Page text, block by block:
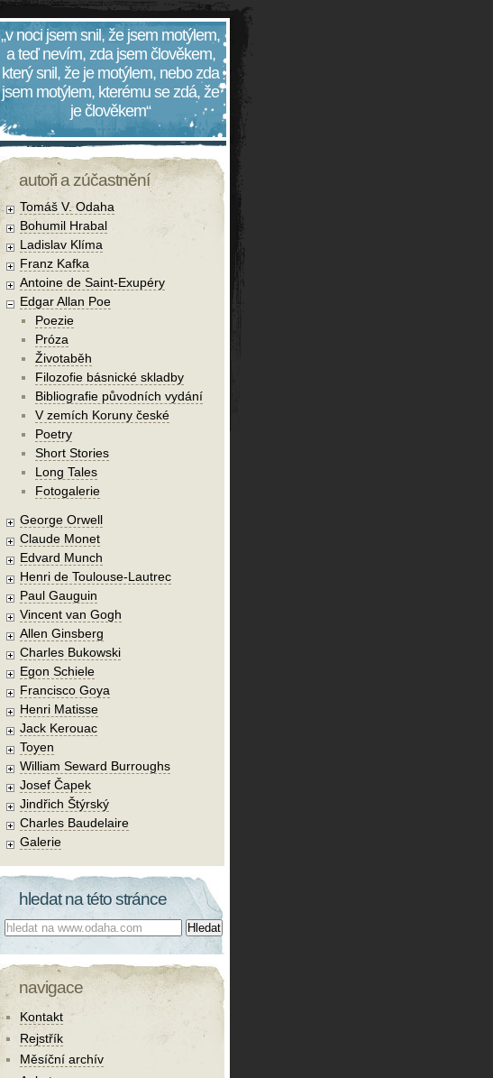
„v noci jsem snil, že jsem motýlem,
a teď nevím, zda jsem člověkem,
který snil, že je motýlem, nebo zda
jsem motýlem, kterému se zdá, že
je člověkem“
autoři a zúčastnění
Tomáš V. Odaha
Bohumil Hrabal
Ladislav Klíma
Franz Kafka
Antoine de Saint-Exupéry
Edgar Allan Poe
Poezie
Próza
Životaběh
Filozofie básnické skladby
Bibliografie původních vydání
V zemích Koruny české
Poetry
Short Stories
Long Tales
Fotogalerie
George Orwell
Claude Monet
Edvard Munch
Henri de Toulouse-Lautrec
Paul Gauguin
Vincent van Gogh
Allen Ginsberg
Charles Bukowski
Egon Schiele
Francisco Goya
Henri Matisse
Jack Kerouac
Toyen
William Seward Burroughs
Josef Čapek
Jindřich Štýrský
Charles Baudelaire
Galerie
hledat na této stránce
Co hledat:
navigace
Kontakt
Rejstřík
Měsíční archív